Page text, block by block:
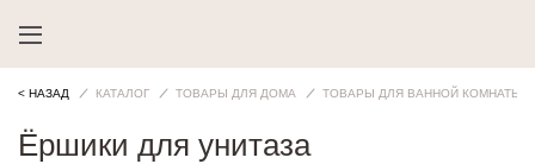
< НАЗАД КАТАЛОГ ТОВАРЫ ДЛЯ ДОМА ТОВАРЫ ДЛЯ ВАННОЙ КОМНАТЫ
Ёршики для унитаза